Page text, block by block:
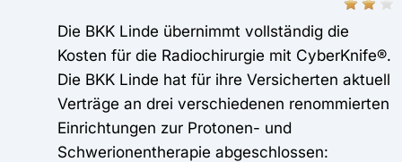
Die BKK Linde übernimmt vollständig die
Kosten für die Radiochirurgie mit CyberKnife®.
Die BKK Linde hat für ihre Versicherten aktuell
Verträge an drei verschiedenen renommierten
Einrichtungen zur Protonen- und
Schwerionentherapie abgeschlossen: